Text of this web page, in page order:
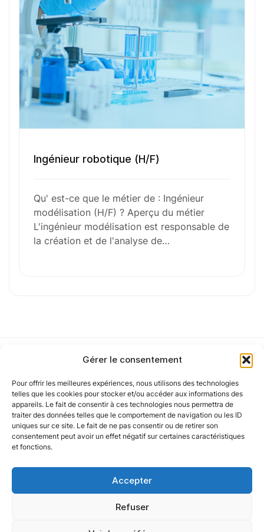
Gérer le consentement
Pour offrir les meilleures expériences, nous utilisons des technologies
telles que les cookies pour stocker et/ou accéder aux informations des
appareils. Le fait de consentir à ces technologies nous permettra de
traiter des données telles que le comportement de navigation ou les ID
uniques sur ce site. Le fait de ne pas consentir ou de retirer son
consentement peut avoir un effet négatif sur certaines caractéristiques
et fonctions.
Accepter
Refuser
Numéro de téléphone
Sélectionner une agence Oxygène Intérim/ BTT
Votre CV
ou
Parcourir les fichiers
0sur 1
Ingénieur robotique (H/F)
Qu' est-ce que le métier de : Ingénieur
modélisation (H/F) ? Aperçu du métier
L'ingénieur modélisation est responsable de
la création et de l'analyse de…
Notre politique
Nos agences
Nos autres marques
Nos réseaux